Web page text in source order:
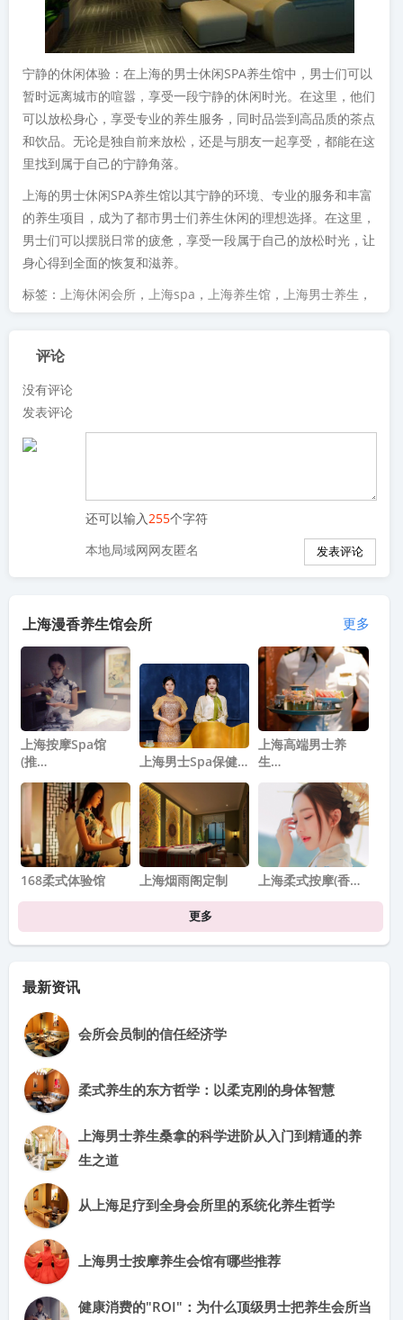
宁静的休闲体验：在上海的男士休闲SPA养生馆中，男士们可以
暂时远离城市的喧嚣，享受一段宁静的休闲时光。在这里，他们
可以放松身心，享受专业的养生服务，同时品尝到高品质的茶点
和饮品。无论是独自前来放松，还是与朋友一起享受，都能在这
里找到属于自己的宁静角落。
上海的男士休闲SPA养生馆以其宁静的环境、专业的服务和丰富
的养生项目，成为了都市男士们养生休闲的理想选择。在这里，
男士们可以摆脱日常的疲惫，享受一段属于自己的放松时光，让
身心得到全面的恢复和滋养。
标签： 上海休闲会所 ， 上海spa ， 上海养生馆 ， 上海男士养生 ，
评论
没有评论
发表评论
还可以输入255个字符
本地局域网网友匿名
上海漫香养生馆会所 更多
上海按摩spa馆
(推…
上海男士Spa保健…
上海高端男士养
生…
168柔式体验馆 上海烟雨阁定制 上海柔式按摩(香…
更多
最新资讯
会所会员制的信任经济学
柔式养生的东方哲学：以柔克刚的身体智慧
上海男士养生桑拿的科学进阶从入门到精通的养
生之道
从上海足疗到全身会所里的系统化养生哲学
上海男士按摩养生会馆有哪些推荐
健康消费的"ROI"：为什么顶级男士把养生会所当